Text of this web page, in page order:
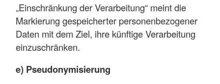
„Einschränkung der Verarbeitung“ meint die
Markierung gespeicherter personenbezogener
Daten mit dem Ziel, ihre künftige Verarbeitung
einzuschränken.
e) Pseudonymisierung